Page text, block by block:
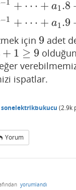
−1 + ⋯ + a1.8
−1 + ⋯ + a1.9
için 9
9 adet
+ 1 ≥ 9
1≥ 9
ispatlar.
sonelektrikbukucu (2.9k
Yorum
yorumlandı